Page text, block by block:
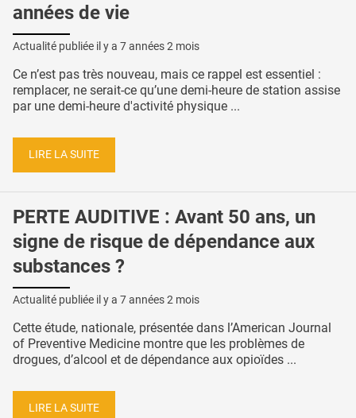
années de vie
Actualité publiée il y a 7 années 2 mois
Ce n’est pas très nouveau, mais ce rappel est essentiel :
remplacer, ne serait-ce qu’une demi-heure de station assise
par une demi-heure d'activité physique ...
LIRE LA SUITE
PERTE AUDITIVE : Avant 50 ans, un
signe de risque de dépendance aux
substances ?
Actualité publiée il y a 7 années 2 mois
Cette étude, nationale, présentée dans l’American Journal
of Preventive Medicine montre que les problèmes de
drogues, d’alcool et de dépendance aux opioïdes ...
LIRE LA SUITE